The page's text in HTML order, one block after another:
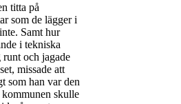
titta på
som de lägger i
Samt hur
i tekniska
runt och jagade
missade att
som han var den
kommunen skulle